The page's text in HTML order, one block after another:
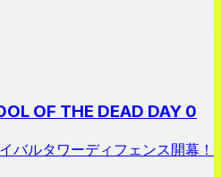
OF THE DEAD DAY 0
バルタワーディフェンス開幕！